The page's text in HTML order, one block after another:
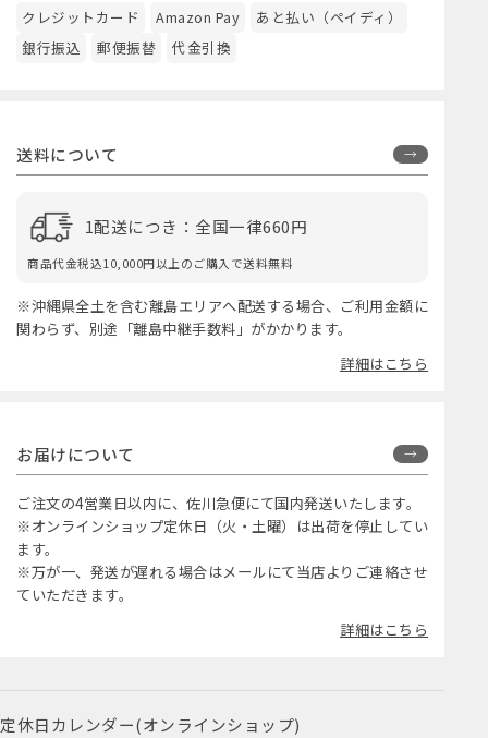
クレジットカード Amazon Pay
あと払い（ペイディ）
銀行振込
郵便振替 代金引換
送料について
1配送につき：全国一律660円
商品代金税込10,000円以上のご購入で送料無料
※沖縄県全土を含む離島エリアへ配送する場合、ご利用金額に
関わらず、別途「離島中継手数料」がかかります。
詳細はこちら
お届けについて
ご注文の4営業日以内に、佐川急便にて国内発送いたします。
※オンラインショップ定休日（火・土曜）は出荷を停止してい
ます。
※万が一、発送が遅れる場合はメールにて当店よりご連絡させ
ていただきます。
詳細はこちら
定休日カレンダー(オンラインショップ)